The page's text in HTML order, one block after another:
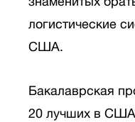
логистические
США.
Бакалаврская
20 лучших в США